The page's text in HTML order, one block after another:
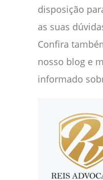
disposição
as suas
Confira
nosso blog e
informado